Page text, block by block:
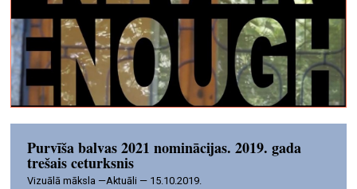
Purvīša balvas 2021 nominācijas. 2019. gada
trešais ceturksnis
vizuālā māksla —Aktuāli — 15.10.2019.